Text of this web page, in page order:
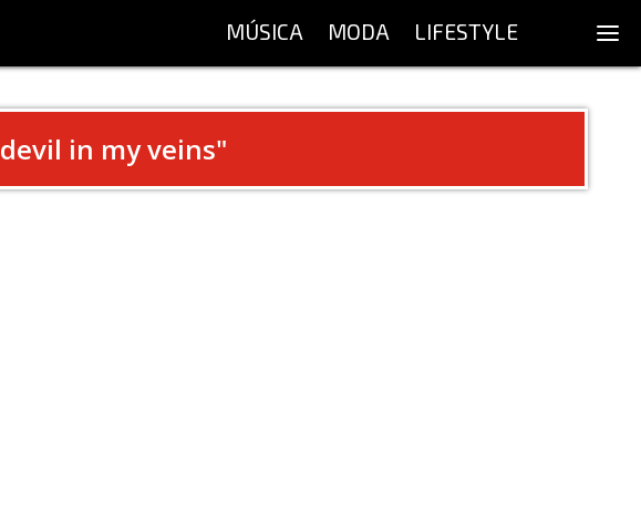
MÚSICA MODA LIFESTYLE
devil in my veins"